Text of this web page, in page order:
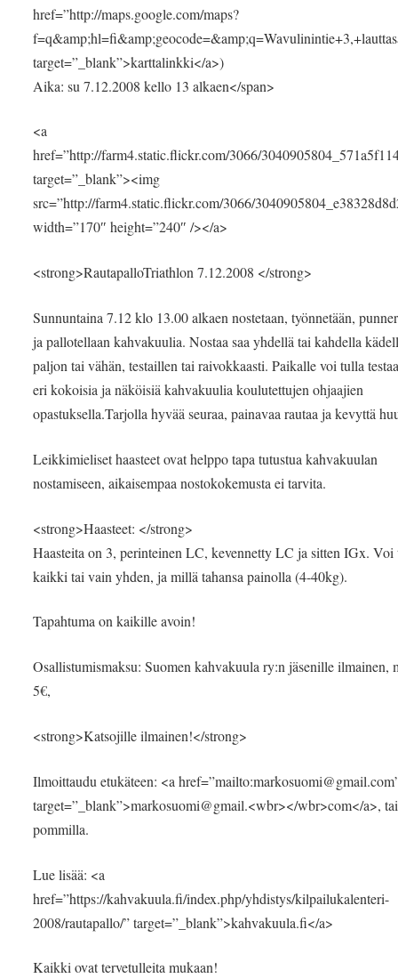
href=”http://maps.google.com/maps?
target=”_blank”>karttalinkki</a>)
Aika: su 7.12.2008 kello 13 alkaen</span>
<a
href=”http://farm4.static.flickr.com/3066/
target=”_blank”><img
src=”http://farm4.static.flickr.com/3066/
width=”170″ height=”240″ /></a>
<strong>RautapalloTriathlon 7.12.2008 </strong>
Sunnuntaina 7.12 klo 13.00 alkaen nostetaan, työnnetään,
ja pallotellaan kahvakuulia. Nostaa saa yhdellä tai kahdella
paljon tai vähän, testaillen tai raivokkaasti. Paikalle voi tulla
eri kokoisia ja näköisiä kahvakuulia koulutettujen ohjaajien
opastuksella.Tarjolla hyvää seuraa, painavaa rautaa ja kevyttä
Leikkimieliset haasteet ovat helppo tapa tutustua kahvakuulan
nostamiseen, aikaisempaa nostokokemusta ei tarvita.
<strong>Haasteet: </strong>
Haasteita on 3, perinteinen LC, kevennetty LC ja sitten IGx. Voi
kaikki tai vain yhden, ja millä tahansa painolla (4-40kg).
Tapahtuma on kaikille avoin!
Osallistumismaksu: Suomen kahvakuula ry:n jäsenille ilmainen,
5€,
<strong>Katsojille ilmainen!</strong>
Ilmoittaudu etukäteen: <a
target=”_blank”>markosuomi@gmail.<wbr></wbr>com</a>,
pommilla.
Lue lisää: <a
href=”https://kahvakuula.fi/index.php/yhdistys/kilpailukalenteri-
2008/rautapallo/” target=”_blank”>kahvakuula.fi</a>
Kaikki ovat tervetulleita mukaan!